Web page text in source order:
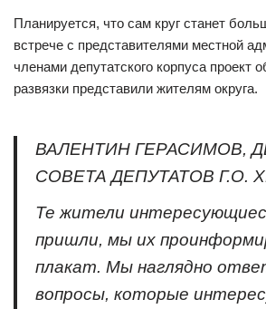
Планируется, что сам круг станет
встрече с представителями местной
членами депутатского корпуса проект
развязки представили жителям округа.
ВАЛЕНТИН ГЕРАСИМОВ,
СОВЕТА ДЕПУТАТОВ Г.О.
Те жители
пришли, мы их
плакат. Мы наглядно
вопросы, которые